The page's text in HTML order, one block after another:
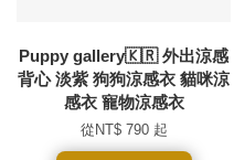
Puppy gallery🇰🇷 外出涼感
背心 淡紫 狗狗涼感衣 貓咪涼
感衣 寵物涼感衣
從 NT$ 790 起